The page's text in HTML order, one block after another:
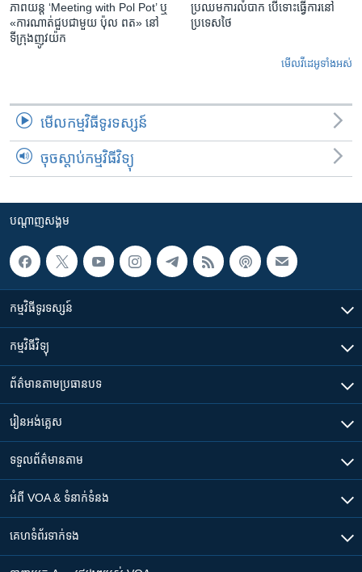
ភាពយន្ត ‘Meeting with Pol Pot’ ឬ
«ការណាត់ជួប​ជាមួយ​ ប៉ុល ពត» នៅ
ទីក្រុងញូវយ៉ក​
ប្រឈមការលំបាក បើទោះធ្វើការនៅ
ប្រទេសថៃ
មើល​វីដេអូ​ទាំង​អស់
មើល​កម្មវិធី​ទូរទស្សន៍
ចុចស្តាប់កម្មវិធីវិទ្យុ
បណ្តាញ​សង្គម
កម្មវិធី​ទូរទស្សន៍
កម្មវិធី​វិទ្យុ
ព័ត៌មាន​តាមប្រធានបទ​
រៀន​​អង់គ្លេស
ទទួល​ព័ត៌មាន​តាម
អំពី​ VOA & ទំនាក់ទំនង
គេហទំព័រ​​ទាក់ទង